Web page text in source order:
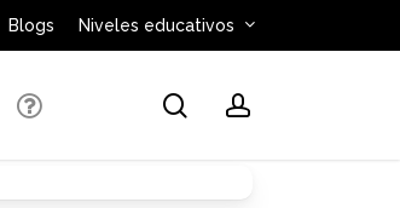
Blogs Niveles educativos
searchaccount